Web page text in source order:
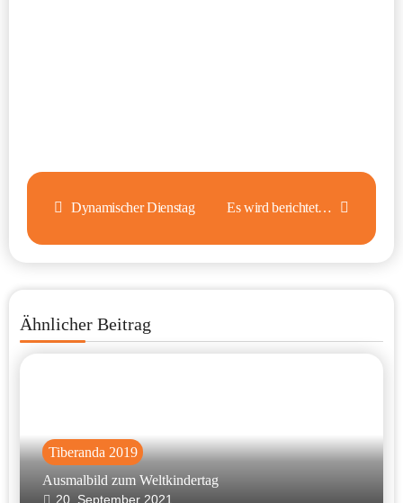
Beitragsnavigation
Dynamischer Dienstag Es wird berichtet…
Ähnlicher Beitrag
Tiberanda 2019
Ausmalbild zum Weltkindertag
20. September 2021